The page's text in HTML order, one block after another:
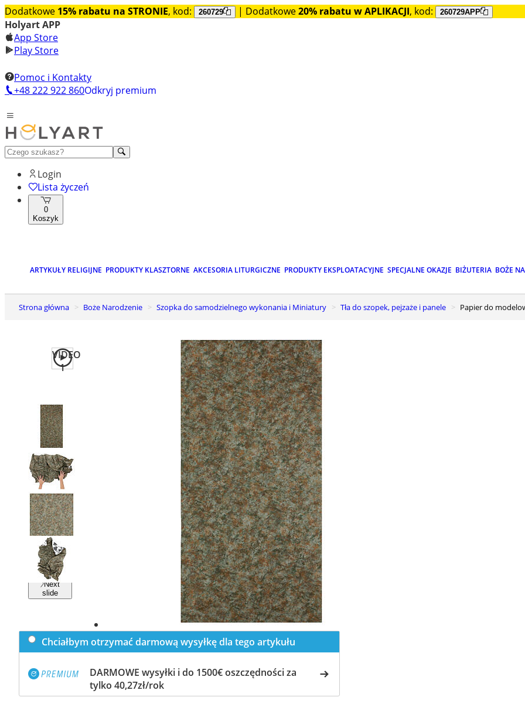
Dodatkowe 15% rabatu na STRONIE, kod: 260729 | Dodatkowe20% rabatu w APLIKACJI, kod: 260729APP
Holyart APP
App Store
Play Store
Pomoc i Kontakty
+48 222 922 860Odkryj premium
Login
Lista życzeń
0
Koszyk
ARTYKUŁY RELIGIJNE PRODUKTY KLASZTORNE AKCESORIA LITURGICZNE PRODUKTY EKSPLOATACYJNE SPECJALNE OKAZJE BIŻUTERIA BOŻE
Strona główna Boże Narodzenie Szopka do samodzielnego wykonania i Miniatury Tła do szopek, pejzaże i panele Papier do
VIDEO
1
Previous
slide
Next
slide
Chciałbym otrzymać darmową wysyłkę dla tego artykułu
DARMOWE wysyłki i do 1500€ oszczędności za
tylko 40,27zł/rok